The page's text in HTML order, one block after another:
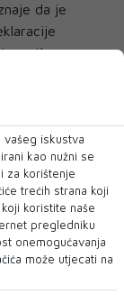
da je
7. svibnja u
te
16.30 i trajati
novinare
von der
iskustva
kao nužni se
za korištenje
trećih strana koji
koristite naše
pregledniku
onemogućavanja
može utjecati na